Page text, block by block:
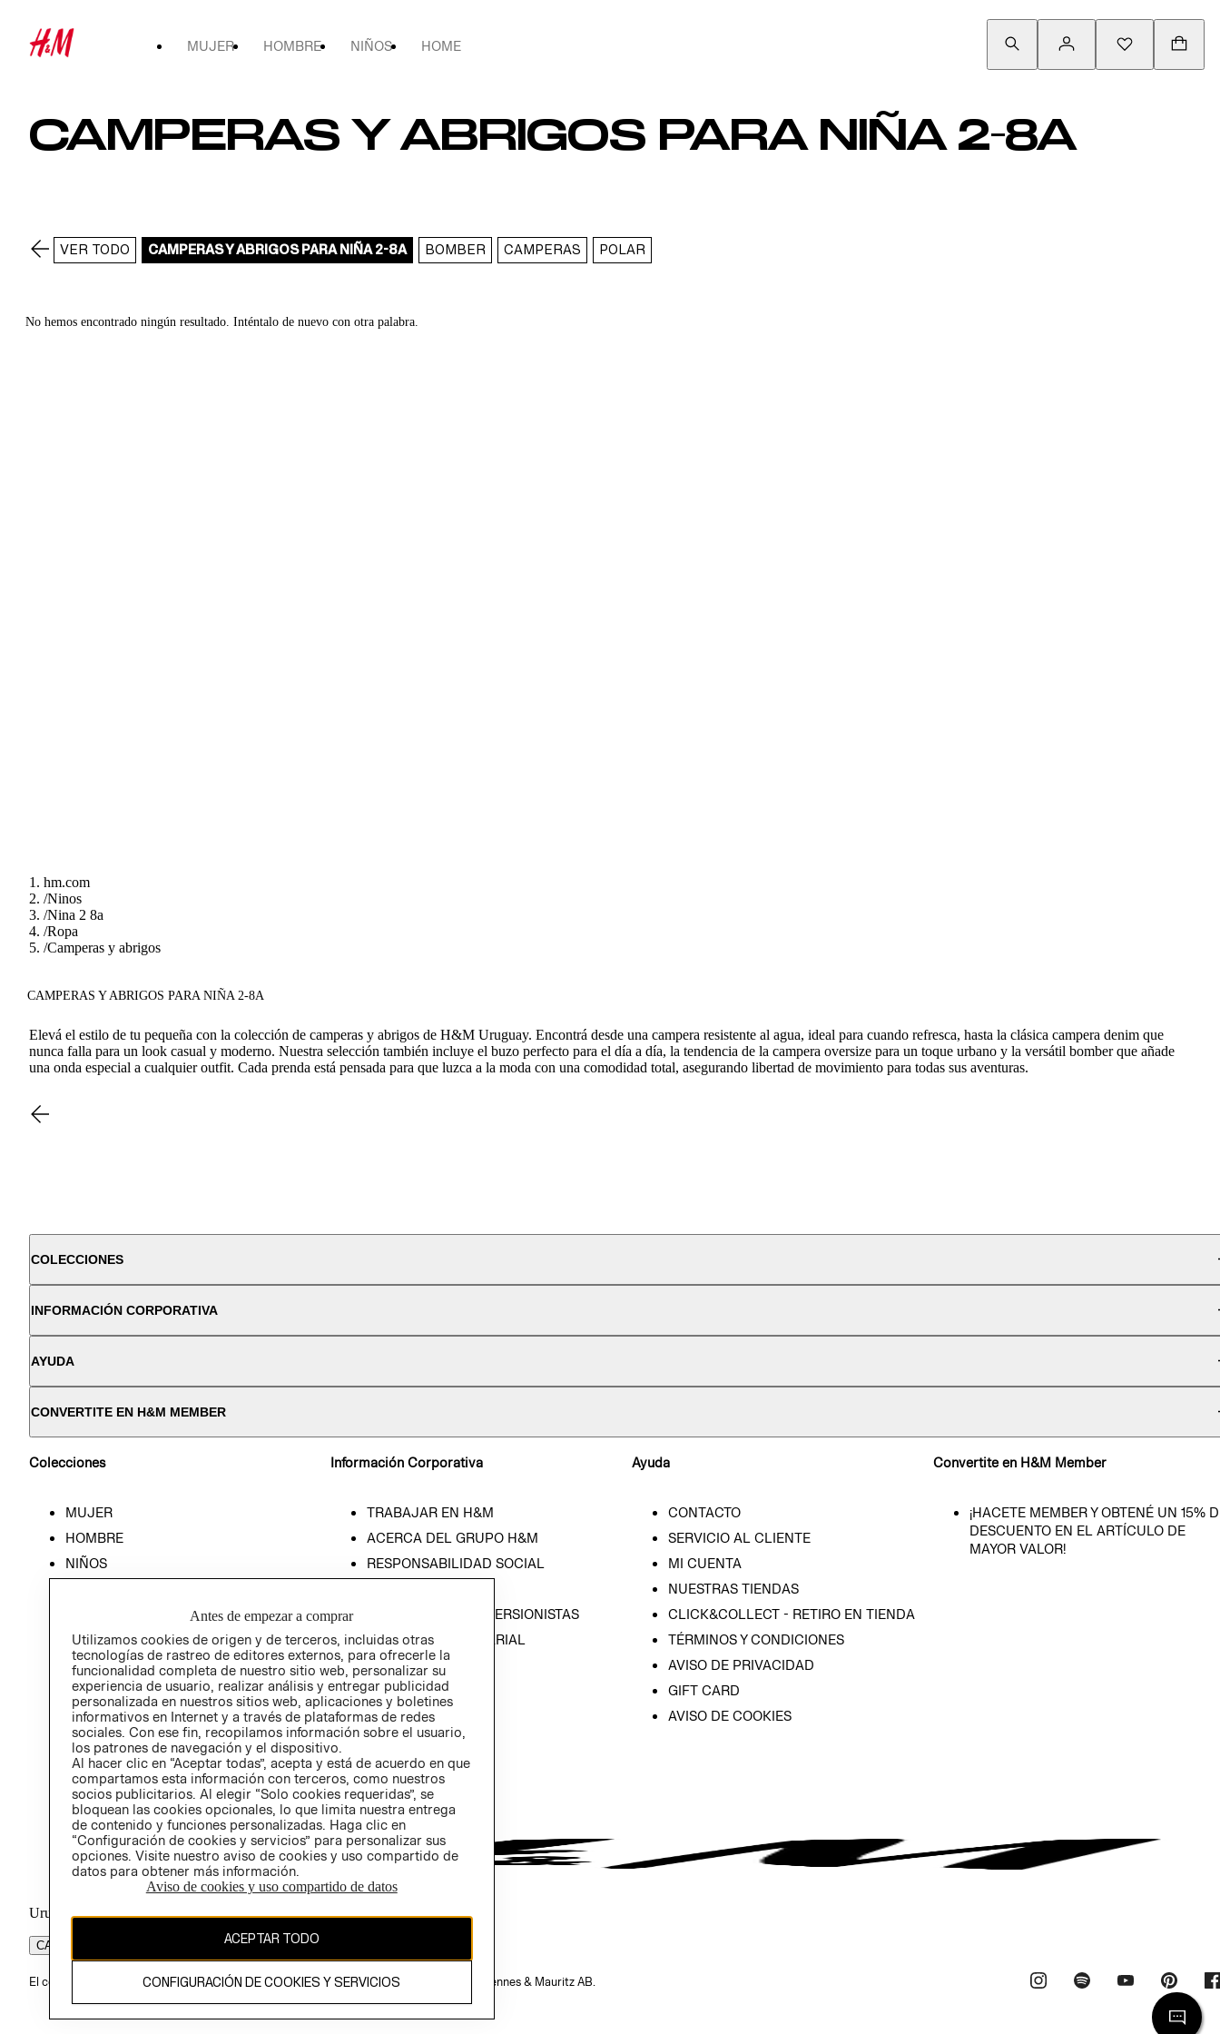
MUJER HOMBRE NIÑOS HOME
CAMPERAS Y ABRIGOS PARA NIÑA 2-8A
VER TODO CAMPERAS Y ABRIGOS PARA NIÑA 2-8A BOMBER CAMPERAS POLAR
No hemos encontrado ningún resultado. Inténtalo de nuevo con otra palabra.
hm.com
/Ninos
/Nina 2 8a
/Ropa
/Camperas y abrigos
CAMPERAS Y ABRIGOS PARA NIÑA 2-8A
Elevá el estilo de tu pequeña con la colección de camperas y abrigos de H&M Uruguay. Encontrá desde una campera resistente al agua, ideal para cuando refresca, hasta la clásica campera denim que
nunca falla para un look casual y moderno. Nuestra selección también incluye el buzo perfecto para el día a día, la tendencia de la campera oversize para un toque urbano y la versátil bomber que añade
una onda especial a cualquier outfit. Cada prenda está pensada para que luzca a la moda con una comodidad total, asegurando libertad de movimiento para todas sus aventuras.
COLECCIONES
INFORMACIÓN CORPORATIVA
AYUDA
CONVERTITE EN H&M MEMBER
Colecciones
MUJER
HOMBRE
NIÑOS
Información Corporativa
TRABAJAR EN H&M
ACERCA DEL GRUPO H&M
RESPONSABILIDAD SOCIAL
RELACIÓN CON INVERSIONISTAS
POLÍTICA EMPRESARIAL
Ayuda
CONTACTO
SERVICIO AL CLIENTE
MI CUENTA
NUESTRAS TIENDAS
CLICK&COLLECT - RETIRO EN TIENDA
TÉRMINOS Y CONDICIONES
AVISO DE PRIVACIDAD
GIFT CARD
AVISO DE COOKIES
Convertite en H&M Member
¡HACETE MEMBER Y OBTENÉ UN 15%
DESCUENTO EN EL ARTÍCULO DE
MAYOR VALOR!
Uruguay ($U)
CAMBIAR REGIÓN
El contenido de esta página web está protegido por copyright y es propiedad de H&M Hennes & Mauritz AB.
Antes de empezar a comprar
Utilizamos cookies de origen y de terceros, incluidas otras
tecnologías de rastreo de editores externos, para ofrecerle la
funcionalidad completa de nuestro sitio web, personalizar su
experiencia de usuario, realizar análisis y entregar publicidad
personalizada en nuestros sitios web, aplicaciones y boletines
informativos en Internet y a través de plataformas de redes
sociales. Con ese fin, recopilamos información sobre el usuario,
los patrones de navegación y el dispositivo.
Al hacer clic en “Aceptar todas”, acepta y está de acuerdo en que
compartamos esta información con terceros, como nuestros
socios publicitarios. Al elegir “Solo cookies requeridas”, se
bloquean las cookies opcionales, lo que limita nuestra entrega
de contenido y funciones personalizadas. Haga clic en
“Configuración de cookies y servicios” para personalizar sus
opciones. Visite nuestro aviso de cookies y uso compartido de
datos para obtener más información.
Aviso de cookies y uso compartido de datos
ACEPTAR TODO
CONFIGURACIÓN DE COOKIES Y SERVICIOS